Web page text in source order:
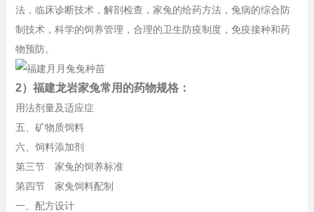
法，临床诊断技术，解剖检查，家兔的给药方法，兔病的综合防
制技术，科学的饲养管理，合理的卫生防疫制度，免疫接种和药
物预防。
2）福建龙岩家兔常用的药物规格：
用法剂量及适应症
五、矿物质饲料
六、饲料添加剂
第三节 家兔的饲养标准
第四节 家兔饲料配制
一、配方设计